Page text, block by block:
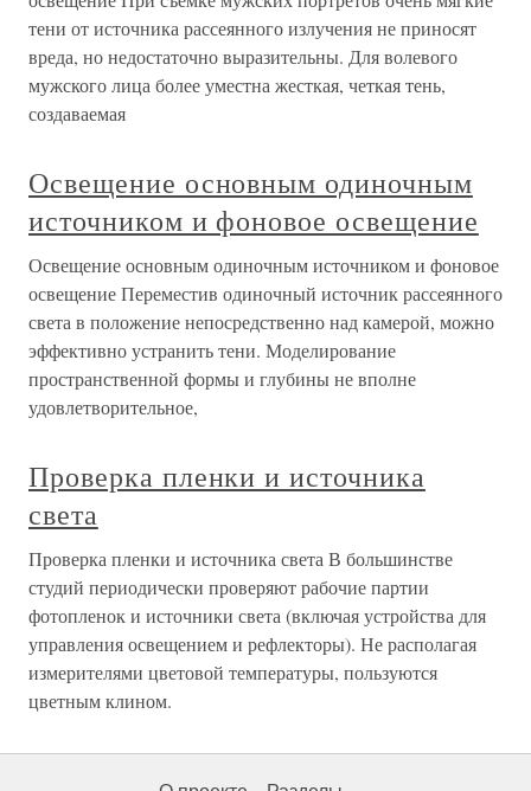
тени от источника рассеянного излучения не приносят
вреда, но недостаточно выразительны. Для волевого
мужского лица более уместна жесткая, четкая тень,
создаваемая
Освещение основным одиночным
источником и фоновое освещение
Освещение основным одиночным источником и фоновое
освещение Переместив одиночный источник рассеянного
света в положение непосредственно над камерой, можно
эффективно устранить тени. Моделирование
пространственной формы и глубины не вполне
удовлетворительное,
Проверка пленки и источника
света
Проверка пленки и источника света В большинстве
студий периодически проверяют рабочие партии
фотопленок и источники света (включая устройства для
управления освещением и рефлекторы). Не располагая
измерителями цветовой температуры, пользуются
цветным клином.